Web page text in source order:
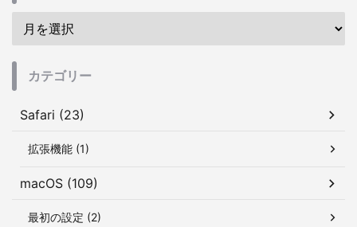
カテゴリー
Safari (23)
拡張機能 (1)
macOS (109)
最初の設定 (2)